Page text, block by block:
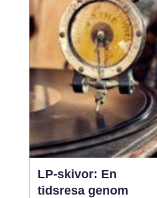
Kombinationen av
levande kultur, starka
traditioner och
storslagen natur skapar
en miljö där idéer får
fäste...
LP-skivor: En
tidsresa genom